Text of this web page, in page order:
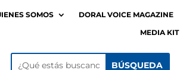
SOMOS DORAL VOICE MAGAZINE
MEDIA KIT